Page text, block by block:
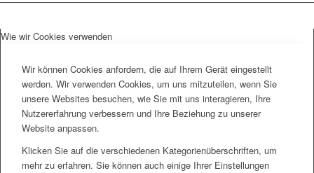
Wie wir Cookies verwenden
Wir können Cookies anfordern, die auf Ihrem Gerät eingestellt
werden. Wir verwenden Cookies, um uns mitzuteilen, wenn Sie
unsere Websites besuchen, wie Sie mit uns interagieren, Ihre
Nutzererfahrung verbessern und Ihre Beziehung zu unserer
Website anpassen.
Klicken Sie auf die verschiedenen Kategorienüberschriften, um
mehr zu erfahren. Sie können auch einige Ihrer Einstellungen